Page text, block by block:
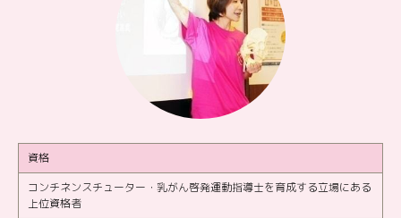
資格
コンチネンスチューター・乳がん啓発運動指導士を育成する立場にある
上位資格者